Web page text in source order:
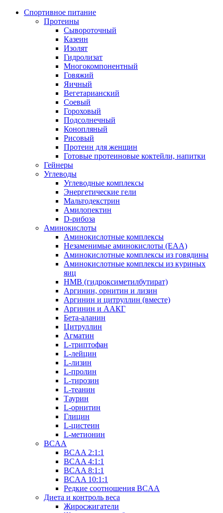
Спортивное питание
Протеины
Сывороточный
Казеин
Изолят
Гидролизат
Многокомпонентный
Говяжий
Яичный
Вегетарианский
Соевый
Гороховый
Подсолнечный
Конопляный
Рисовый
Протеин для женщин
Готовые протеиновые коктейли, напитки
Гейнеры
Углеводы
Углеводные комплексы
Энергетические гели
Мальтодекстрин
Амилопектин
D-рибоза
Аминокислоты
Аминокислотные комплексы
Незаменимые аминокислоты (EAA)
Аминокислотные комплексы из говядины
Аминокислотные комплексы из куриных
яиц
HMB (гидроксиметилбутират)
Аргинин, орнитин и лизин
Аргинин и цитруллин (вместе)
Аргинин и ААКГ
Бета-аланин
Цитруллин
Агматин
L-триптофан
L-лейцин
L-лизин
L-пролин
L-тирозин
L-теанин
Таурин
L-орнитин
Глицин
L-цистеин
L-метионин
BCAA
BCAA 2:1:1
BCAA 4:1:1
BCAA 8:1:1
BCAA 10:1:1
Редкие соотношения BCAA
Диета и контроль веса
Жиросжигатели